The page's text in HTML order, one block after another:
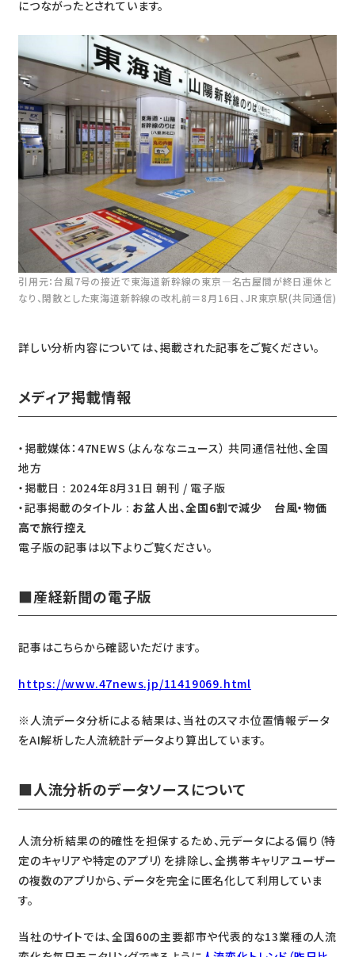
につながったとされています。
引用元：台風7号の接近で東海道新幹線の東京―名古屋間が終日運休と
なり、閑散とした東海道新幹線の改札前＝8月16日、JR東京駅(共同通信)
詳しい分析内容については、掲載された記事をご覧ください。
メディア掲載情報
・掲載媒体：47NEWS（よんななニュース） 共同通信社他、全国
地方
・掲載日 : 2024年8月31日 朝刊 / 電子版
・記事掲載のタイトル : お盆人出、全国6割で減少 台風・物価
高で旅行控え
電子版の記事は以下よりご覧ください。
■産経新聞の電子版
記事はこちらから確認いただけます。
https://www.47news.jp/11419069.html
※人流データ分析による結果は、当社のスマホ位置情報データ
をAI解析した人流統計データより算出しています。
■人流分析のデータソースについて
人流分析結果の的確性を担保するため、元データによる偏り（特
定のキャリアや特定のアプリ）を排除し、全携帯キャリアユーザー
の複数のアプリから、データを完全に匿名化して利用していま
す。
当社のサイトでは、全国60の主要都市や代表的な13業種の人流